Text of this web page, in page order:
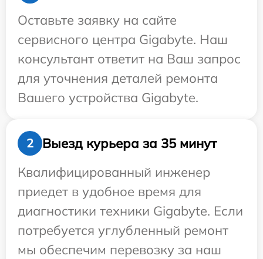
Оставьте заявку на сайте
сервисного центра Gigabyte. Наш
консультант ответит на Ваш запрос
для уточнения деталей ремонта
Вашего устройства Gigabyte.
2
Выезд курьера за 35 минут
Квалифицированный инженер
приедет в удобное время для
диагностики техники Gigabyte. Если
потребуется углубленный ремонт
мы обеспечим перевозку за наш